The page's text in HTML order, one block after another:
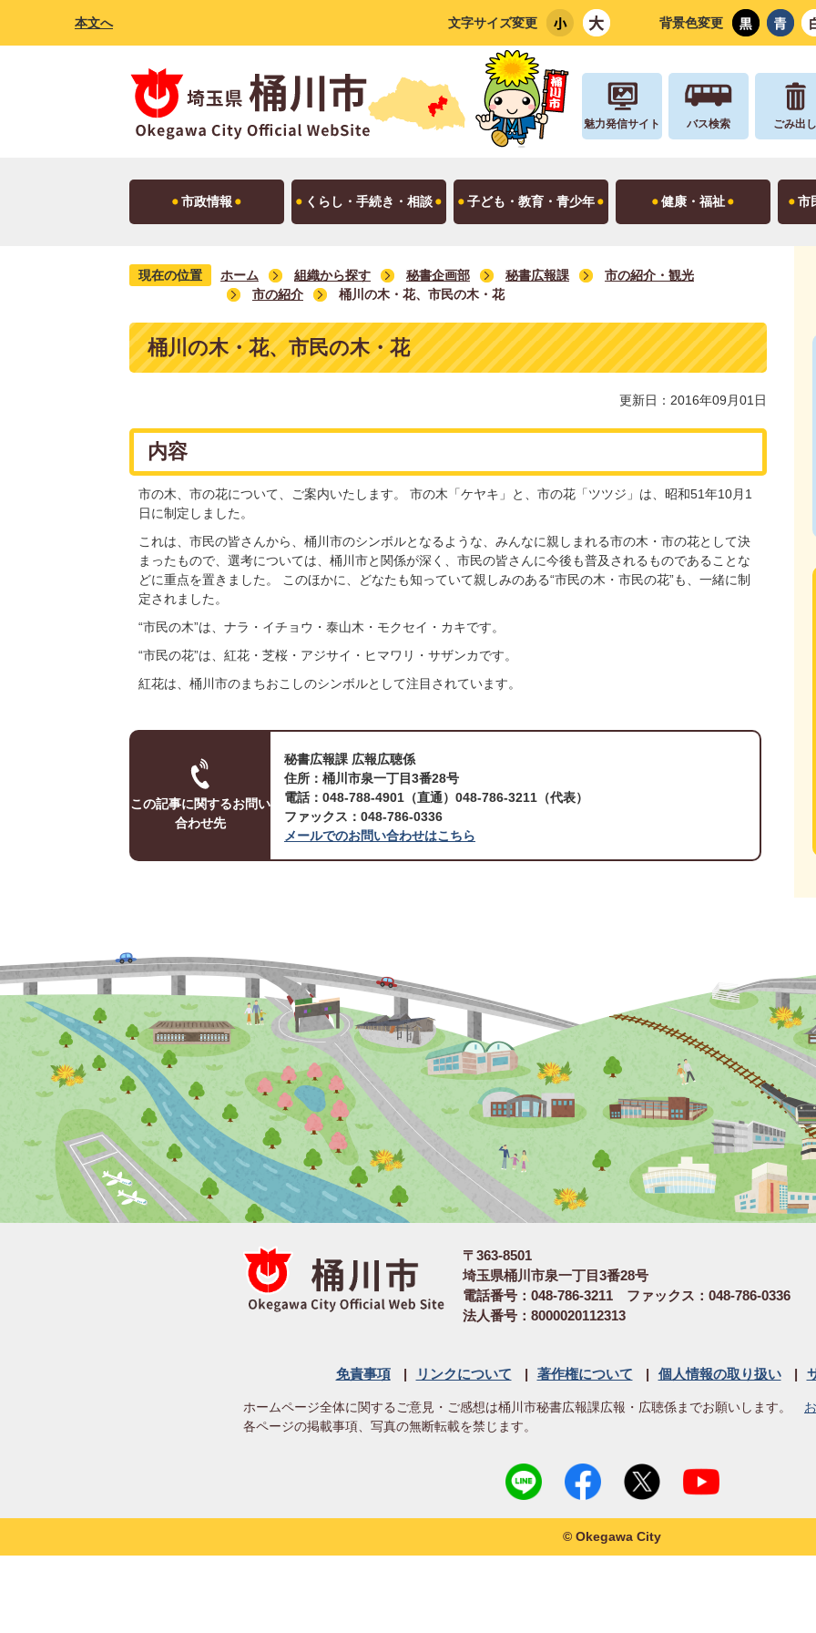
本文へ 文字サイズ変更 背景色変更
魅力発信サイト バス検索 ごみ出し
市政情報 くらし・手続き・相談 子ども・教育・青少年 健康・福祉 市
現在の位置 ホーム 組織から探す 秘書企画部 秘書広報課
市の紹介・観光
市の紹介
桶川の木・花、市民の木・花
桶川の木・花、市民の木・花
更新日：2016年09月01日
内容
市の木、市の花について、ご案内いたします。 市の木「ケヤキ」と、市の花「ツツジ」は、昭和51年10月1
日に制定しました。
これは、市民の皆さんから、桶川市のシンボルとなるような、みんなに親しまれる市の木・市の花として決
まったもので、選考については、桶川市と関係が深く、市民の皆さんに今後も普及されるものであることな
どに重点を置きました。 このほかに、どなたも知っていて親しみのある“市民の木・市民の花”も、一緒に制
定されました。
“市民の木”は、ナラ・イチョウ・泰山木・モクセイ・カキです。
“市民の花”は、紅花・芝桜・アジサイ・ヒマワリ・サザンカです。
紅花は、桶川市のまちおこしのシンボルとして注目されています。
この記事に関するお問い
合わせ先
秘書広報課 広報広聴係
住所：桶川市泉一丁目3番28号
電話：048-788-4901（直通）048-786-3211（代表）
ファックス：048-786-0336
メールでのお問い合わせはこちら
〒363-8501
埼玉県桶川市泉一丁目3番28号
電話番号：048-786-3211 ファックス：048-786-0336
法人番号：8000020112313
免責事項 リンクについて 著作権について 個人情報の取り扱い
ホームページ全体に関するご意見・ご感想は桶川市秘書広報課広報・広聴係までお願いします。
各ページの掲載事項、写真の無断転載を禁じます。
© Okegawa City